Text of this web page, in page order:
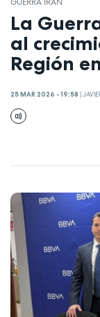
La
al
Región
25 MAR 2026 - 19:58 |